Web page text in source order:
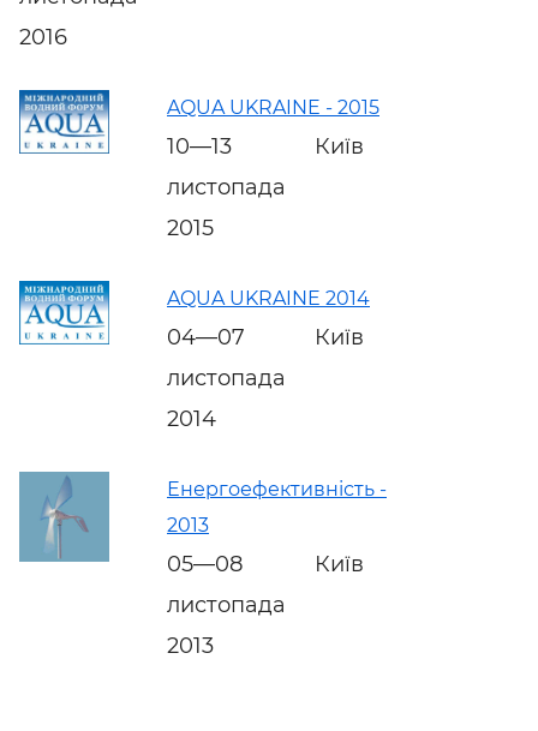
2016
AQUA UKRAINE - 2015
10—13
листопада
2015
Київ
AQUA UKRAINE 2014
04—07
листопада
2014
Київ
Енергоефективність -
2013
05—08
листопада
2013
Київ